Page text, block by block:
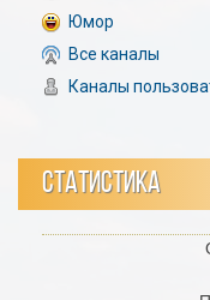
Юмор
Все каналы
Каналы
СТАТИСТИКА